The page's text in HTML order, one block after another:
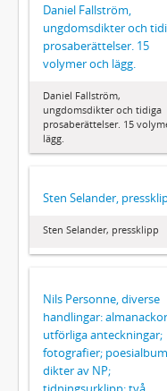
Daniel Fallström,
ungdomsdikter och
prosaberättelser. 15
volymer och lägg.
Daniel Fallström,
ungdomsdikter och tidiga
prosaberättelser. 15
lägg.
Sten Selander,
Sten Selander, pressklipp
Nils Personne, diverse
handlingar:
utförliga anteckningar;
fotografier;
dikter av NP;